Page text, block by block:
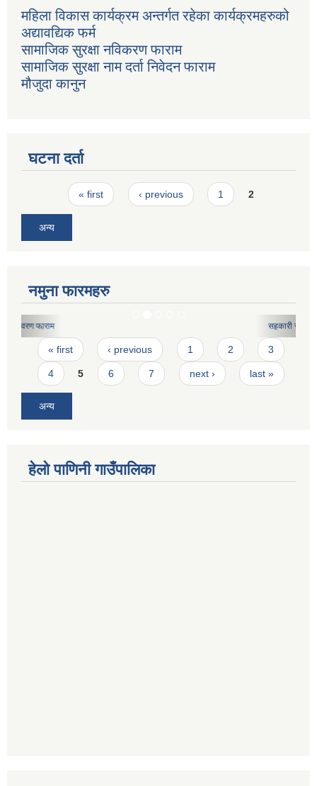
महिला विकास कार्यक्रम अन्तर्गत रहेका कार्यक्रमहरुको
अद्यावद्यिक फर्म
सामाजिक सुरक्षा नविकरण फाराम
सामाजिक सुरक्षा नाम दर्ता निवेदन फाराम
मौजुदा कानुन
घटना दर्ता
Pages« first ‹ previous 1 2
अन्य
नमुना फारमहरु
सहकारी संस्थाहरुको मासिक कार्य विवरण फारामको नमुना
Pages
« first ‹ previous 1 2 3
4 5 6 7 next › last »
अन्य
हेलो पाणिनी गाउँपालिका